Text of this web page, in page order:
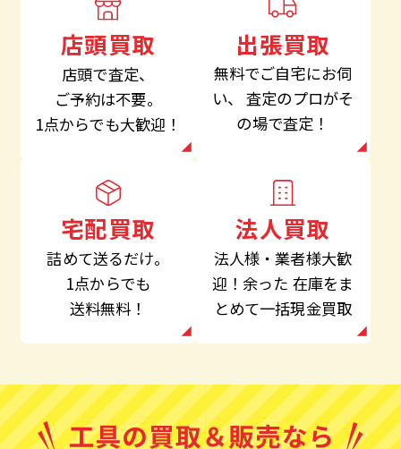
店頭買取
店頭で査定、
ご予約は不要。
1点からでも大歓迎！
出張買取
無料でご自宅にお伺
い、 査定のプロがそ
の場で査定！
宅配買取
詰めて送るだけ。
1点からでも
送料無料！
法人買取
法人様・業者様大歓
迎！余った 在庫をま
とめて一括現金買取